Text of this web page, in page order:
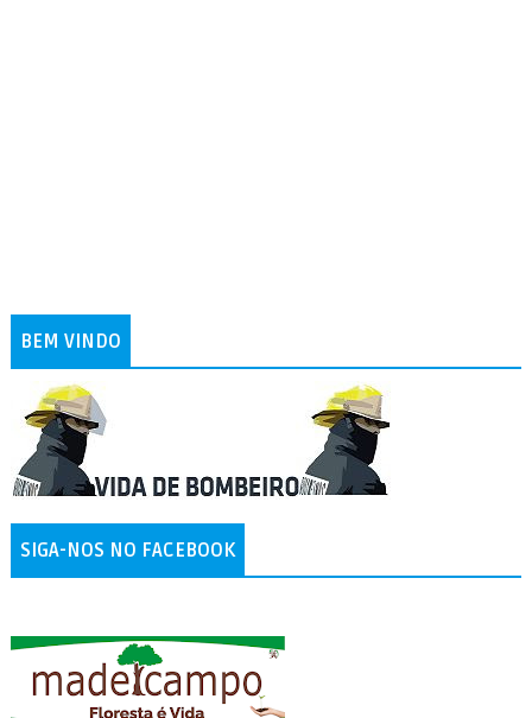
BEM VINDO
SIGA-NOS NO FACEBOOK